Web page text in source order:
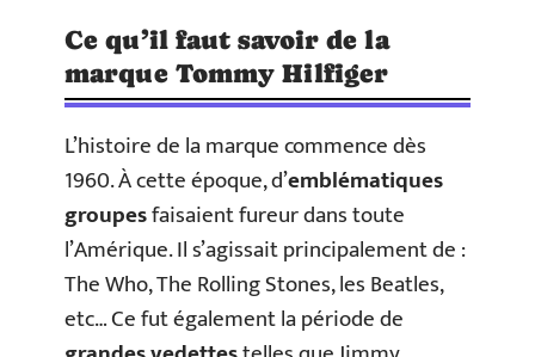
Ce qu’il faut savoir de la
marque Tommy Hilfiger
L’histoire de la marque commence dès
1960. À cette époque, d’emblématiques
groupesfaisaient fureur dans toute
l’Amérique. Il s’agissait principalement de :
The Who, The Rolling Stones, les Beatles,
etc… Ce fut également la période de